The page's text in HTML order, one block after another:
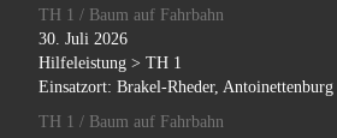
TH 1 / Baum auf Fahrbahn
30. Juli 2026
Hilfeleistung > TH 1
Einsatzort: Brakel-Rheder, Antoinettenburg
TH 1 / Baum auf Fahrbahn